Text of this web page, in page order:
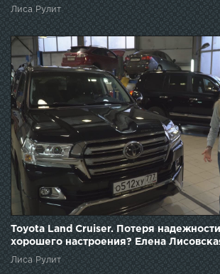
Лиса Рулит
Toyota Land Cruiser. Потеря
хорошего настроения? Елена
Лиса Рулит